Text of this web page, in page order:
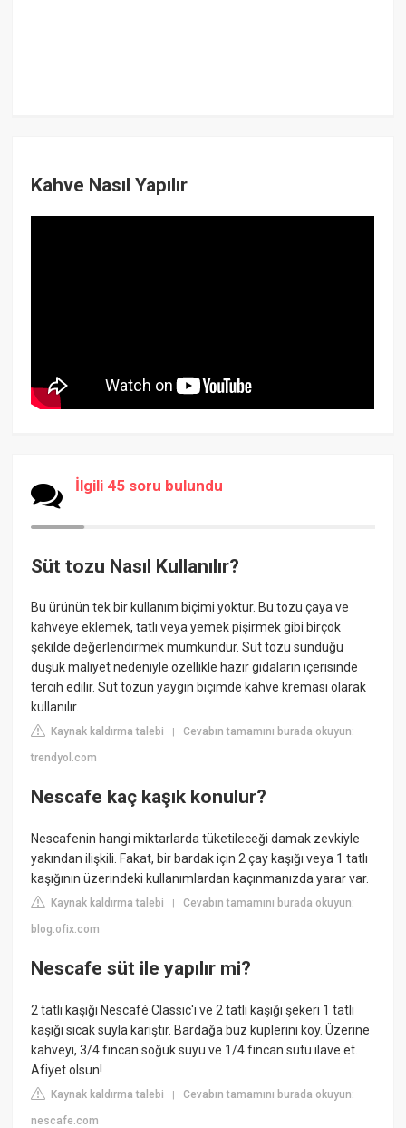
Kahve Nasıl Yapılır
İlgili 45 soru bulundu
Süt tozu Nasıl Kullanılır?
Bu ürünün tek bir kullanım biçimi yoktur. Bu tozu çaya ve
kahveye eklemek, tatlı veya yemek pişirmek gibi birçok
şekilde değerlendirmek mümkündür. Süt tozu sunduğu
düşük maliyet nedeniyle özellikle hazır gıdaların içerisinde
tercih edilir. Süt tozun yaygın biçimde kahve kreması olarak
kullanılır.
Kaynak kaldırma talebi |Cevabın tamamını burada okuyun:
trendyol.com
Nescafe kaç kaşık konulur?
Nescafenin hangi miktarlarda tüketileceği damak zevkiyle
yakından ilişkili. Fakat, bir bardak için 2 çay kaşığı veya 1 tatlı
kaşığının üzerindeki kullanımlardan kaçınmanızda yarar var.
Kaynak kaldırma talebi |Cevabın tamamını burada okuyun:
blog.ofix.com
Nescafe süt ile yapılır mi?
2 tatlı kaşığı Nescafé Classic'i ve 2 tatlı kaşığı şekeri 1 tatlı
kaşığı sıcak suyla karıştır. Bardağa buz küplerini koy. Üzerine
kahveyi, 3/4 fincan soğuk suyu ve 1/4 fincan sütü ilave et.
Afiyet olsun!
Kaynak kaldırma talebi |Cevabın tamamını burada okuyun:
nescafe.com